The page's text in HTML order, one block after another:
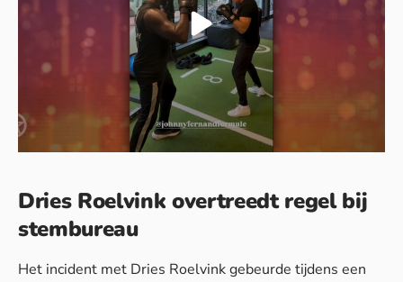
Dries Roelvink overtreedt regel bij
stembureau
Het incident met Dries Roelvink gebeurde tijdens een